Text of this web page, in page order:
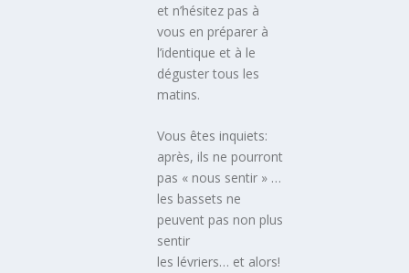
et n’hésitez pas à
vous en préparer à
l’identique et à le
déguster tous les
matins.
Vous êtes inquiets:
après, ils ne pourront
pas « nous sentir » …
les bassets ne
peuvent pas non plus
sentir
les lévriers… et alors!